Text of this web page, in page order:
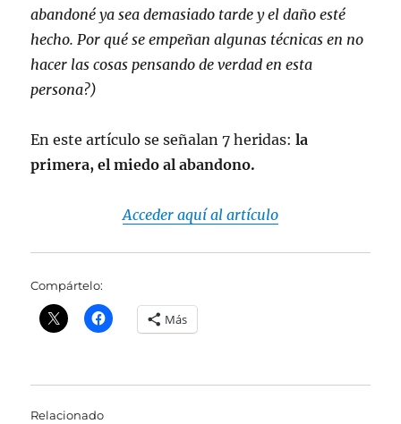
abandoné ya sea demasiado tarde y el daño esté
hecho. Por qué se empeñan algunas técnicas en no
hacer las cosas pensando de verdad en esta
persona?)
En este artículo se señalan 7 heridas:la
primera, el miedo al abandono.
Acceder aquí al artículo
Compártelo:
Más
Relacionado